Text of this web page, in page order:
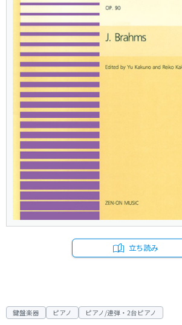
立ち読み
鍵盤楽器 ピアノ ピアノ/連弾・2台ピアノ